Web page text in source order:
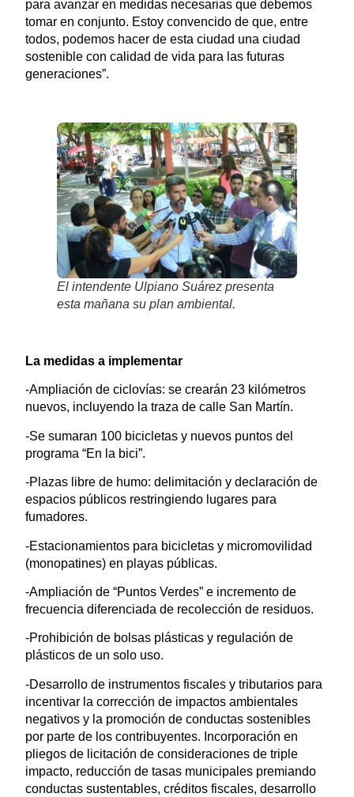
para avanzar en medidas necesarias que debemos
tomar en conjunto. Estoy convencido de que, entre
todos, podemos hacer de esta ciudad una ciudad
sostenible con calidad de vida para las futuras
generaciones”.
El intendente Ulpiano Suárez presenta
esta mañana su plan ambiental.
La medidas a implementar
-Ampliación de ciclovías: se crearán 23 kilómetros
nuevos, incluyendo la traza de calle San Martín.
-Se sumaran 100 bicicletas y nuevos puntos del
programa “En la bici”.
-Plazas libre de humo: delimitación y declaración de
espacios públicos restringiendo lugares para
fumadores.
-Estacionamientos para bicicletas y micromovilidad
(monopatines) en playas públicas.
-Ampliación de “Puntos Verdes” e incremento de
frecuencia diferenciada de recolección de residuos.
-Prohibición de bolsas plásticas y regulación de
plásticos de un solo uso.
-Desarrollo de instrumentos fiscales y tributarios para
incentivar la corrección de impactos ambientales
negativos y la promoción de conductas sostenibles
por parte de los contribuyentes. Incorporación en
pliegos de licitación de consideraciones de triple
impacto, reducción de tasas municipales premiando
conductas sustentables, créditos fiscales, desarrollo